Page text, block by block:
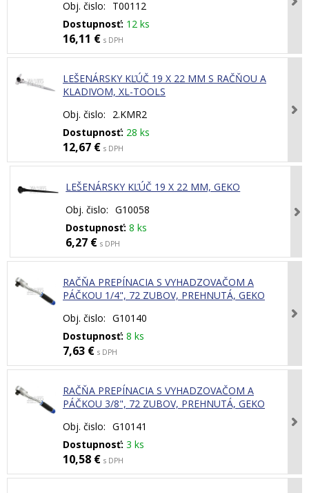
Obj. čislo:
T00112
Dostupnosť: 12 ks
16,11 € s DPH
LEŠENÁRSKY KĽÚČ 19 X 22 MM S RAČŇOU A
KLADIVOM, XL-TOOLS
Obj. čislo:
2.KMR2
Dostupnosť: 28 ks
12,67 € s DPH
LEŠENÁRSKY KĽÚČ 19 X 22 MM, GEKO
Obj. čislo: G10058
Dostupnosť: 8 ks
6,27 € s DPH
RAČŇA PREPÍNACIA S VYHADZOVAČOM A
PÁČKOU 1/4", 72 ZUBOV, PREHNUTÁ, GEKO
Obj. čislo: G10140
Dostupnosť: 8 ks
7,63 € s DPH
RAČŇA PREPÍNACIA S VYHADZOVAČOM A
PÁČKOU 3/8", 72 ZUBOV, PREHNUTÁ, GEKO
Obj. čislo: G10141
Dostupnosť: 3 ks
10,58 € s DPH